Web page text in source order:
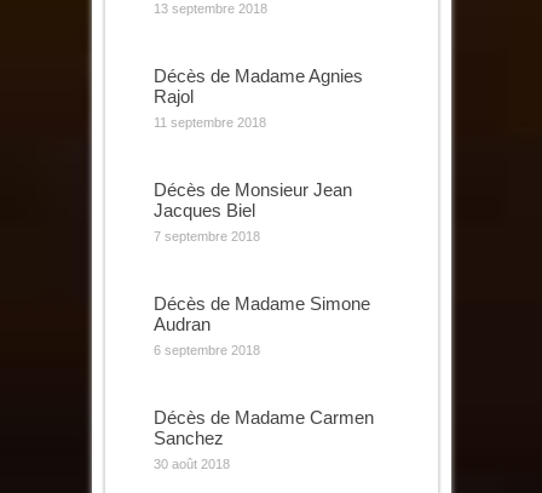
13 septembre 2018
Décès de Madame Agnies
Rajol
11 septembre 2018
Décès de Monsieur Jean
Jacques Biel
7 septembre 2018
Décès de Madame Simone
Audran
6 septembre 2018
Décès de Madame Carmen
Sanchez
30 août 2018